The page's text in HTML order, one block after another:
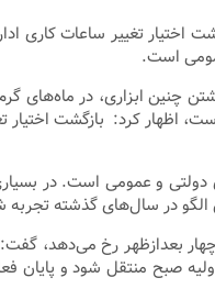
اختیار تغییر ساعات
است.
چنین ابزاری، در
اظهار کرد: بازگشت
دولتی و عمومی است. در
در سال‌های گذشته
بعدازظهر رخ می‌دهد،
صبح منتقل شود و